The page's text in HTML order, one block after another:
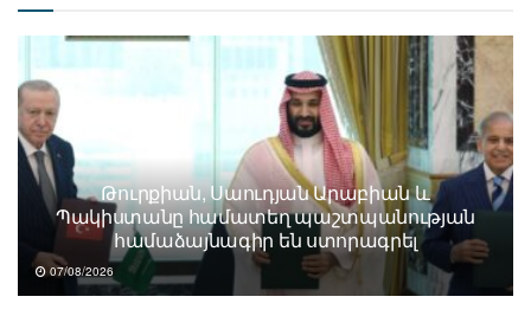
Թուրքիան, Սաուդյան Արաբիան և
Պակիստանը համատեղ պաշտպանության
համաձայնագիր են ստորագրել
07/08/2026